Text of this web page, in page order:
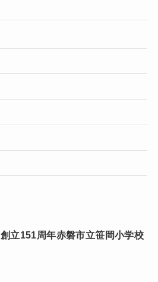
創立151周年赤磐市立笹岡小学校